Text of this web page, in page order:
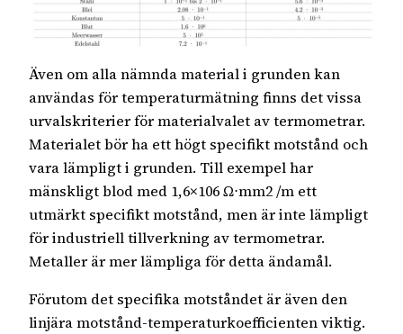
Även om alla nämnda material i grunden kan
användas för temperaturmätning finns det vissa
urvalskriterier för materialvalet av termometrar.
Materialet bör ha ett högt specifikt motstånd och
vara lämpligt i grunden. Till exempel har
mänskligt blod med 1,6×106 Ω⋅mm2 /m ett
utmärkt specifikt motstånd, men är inte lämpligt
för industriell tillverkning av termometrar.
Metaller är mer lämpliga för detta ändamål.
Förutom det specifika motståndet är även den
linjära motstånd-temperaturkoefficienten viktig.